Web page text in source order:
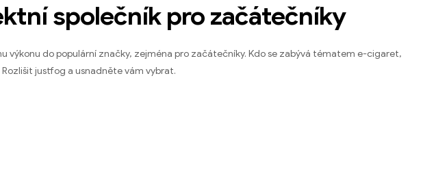
společník pro začátečníky
výkonu do populární značky, zejména pro začátečníky. Kdo se zabývá tématem e-cigaret,
justfog a usnadněte vám vybrat.